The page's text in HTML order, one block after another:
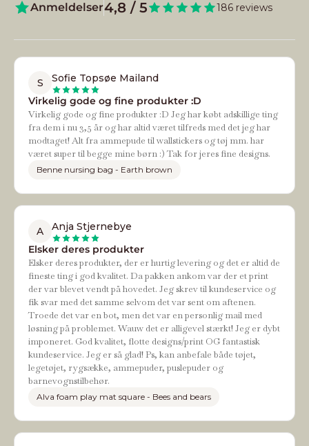
Anmeldelser4,8 / 5 186 reviews
S
Sofie Topsøe Mailand
Virkelig gode og fine produkter :D
Virkelig gode og fine produkter :D Jeg har købt adskillige ting
fra dem i nu 3,5 år og har altid været tilfreds med det jeg har
modtaget! Alt fra ammepude til wallstickers og tøj mm. har
været super til begge mine børn :) Tak for jeres fine designs.
Benne nursing bag - Earth brown
A
Anja Stjernebye
Elsker deres produkter
Elsker deres produkter, der er hurtig levering og det er altid de
fineste ting i god kvalitet. Da pakken ankom var der et print
der var blevet vendt på hovedet. Jeg skrev til kundeservice og
fik svar med det samme selvom det var sent om aftenen.
Troede det var en bot, men det var en personlig mail med
løsning på problemet. Wauw det er alligevel stærkt! Jeg er dybt
imponeret. God kvalitet, flotte designs/print OG fantastisk
kundeservice. Jeg er så glad! Ps, kan anbefale både tøjet,
legetøjet, rygsække, ammepuder, puslepuder og
barnevognstilbehør.
Alva foam play mat square - Bees and bears